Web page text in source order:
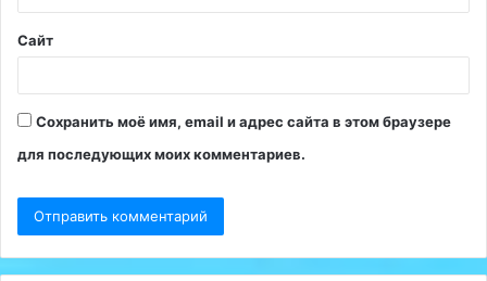
*
Сайт
Сохранить моё имя, email и адрес сайта в этом браузере
для последующих моих комментариев.